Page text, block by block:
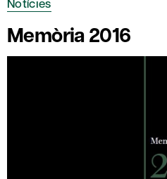
Memòria 2016